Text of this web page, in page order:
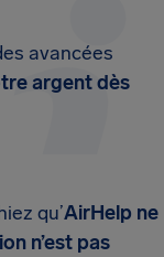
avancées
argent dès
qu’AirHelp ne
n’est pas